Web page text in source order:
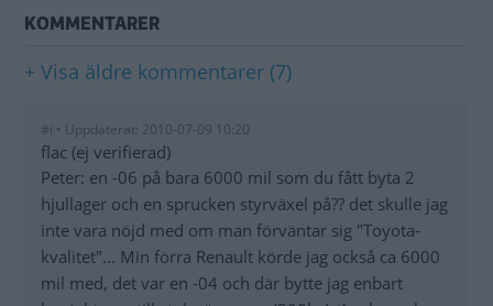
KOMMENTARER
+ Visa äldre kommentarer (7)
#i • Uppdaterat: 2010-07-09 10:20
flac (ej verifierad)
Peter: en -06 på bara 6000 mil som du fått byta 2
hjullager och en sprucken styrväxel på?? det skulle jag
inte vara nöjd med om man förväntar sig "Toyota-
kvalitet"... Min förra Renault körde jag också ca 6000
mil med, det var en -04 och där bytte jag enbart